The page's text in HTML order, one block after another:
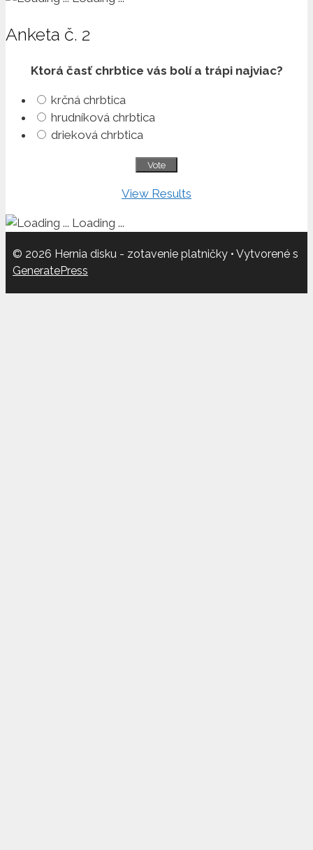
Anketa č. 2
Ktorá časť chrbtice vás bolí a trápi najviac?
krčná chrbtica
hrudníková chrbtica
drieková chrbtica
View Results
Loading ...
© 2026 Hernia disku - zotavenie platničky • Vytvorené s
GeneratePress